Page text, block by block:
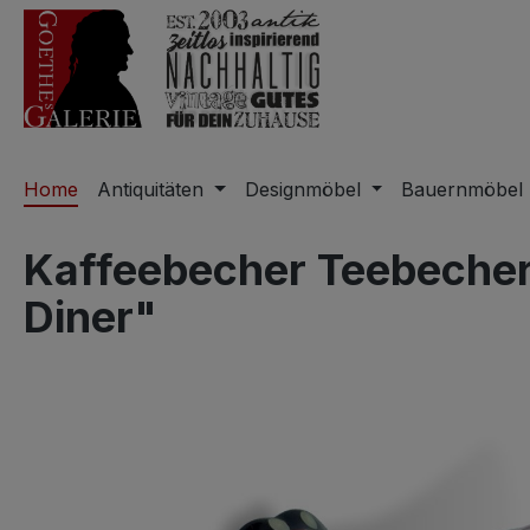
Hauptinhalt springen
Zur Suche springen
Zur Hauptnavigation springen
Home Antiquitäten Designmöbel Bauernmöbel
Kaffeebecher
Diner"